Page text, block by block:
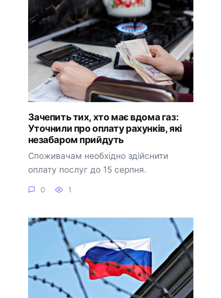
Зачепить тих, хто має вдома газ:
Уточнили про оплату рахунків, які
незабаром прийдуть
Споживачам необхідно здійснити
оплату послуг до 15 серпня.
0 1